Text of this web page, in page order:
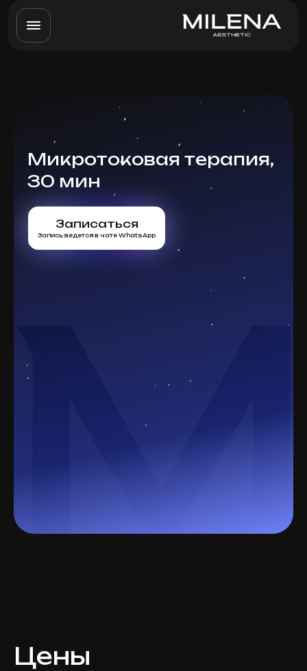
Микротоковая терапия,
30 мин
Записаться
Запись ведется в чате WhatsApp
Цены